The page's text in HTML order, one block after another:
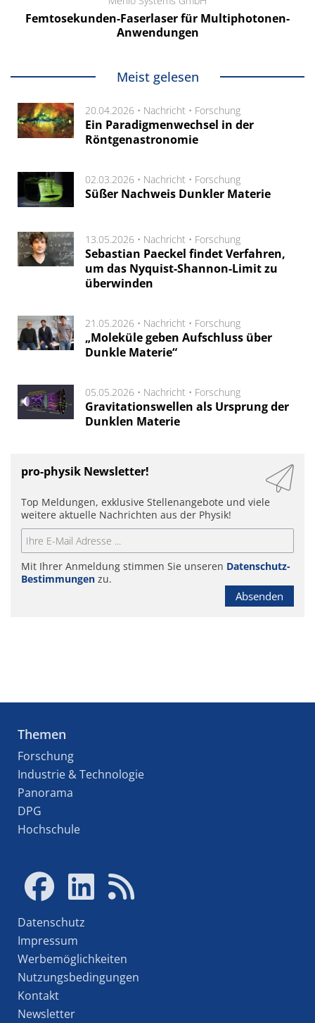
Femtosekunden-Faserlaser für Multiphotonen-
Anwendungen
Meist gelesen
20.04.2026 • Nachricht • Forschung
Ein Paradigmenwechsel in der
Röntgenastronomie
02.03.2026 • Nachricht • Forschung
Süßer Nachweis Dunkler Materie
13.05.2026 • Nachricht • Forschung
Sebastian Paeckel findet Verfahren,
um das Nyquist-Shannon-Limit zu
überwinden
21.05.2026 • Nachricht • Forschung
„Moleküle geben Aufschluss über
Dunkle Materie“
05.05.2026 • Nachricht • Forschung
Gravitationswellen als Ursprung der
Dunklen Materie
pro-physik Newsletter!
Top Meldungen, exklusive Stellenangebote und viele
weitere aktuelle Nachrichten aus der Physik!
Mit Ihrer Anmeldung stimmen Sie unseren Datenschutz-
Bestimmungen zu.
Absenden
Themen
Forschung
Industrie & Technologie
Panorama
DPG
Hochschule
Datenschutz
Impressum
Werbemöglichkeiten
Nutzungsbedingungen
Kontakt
Newsletter